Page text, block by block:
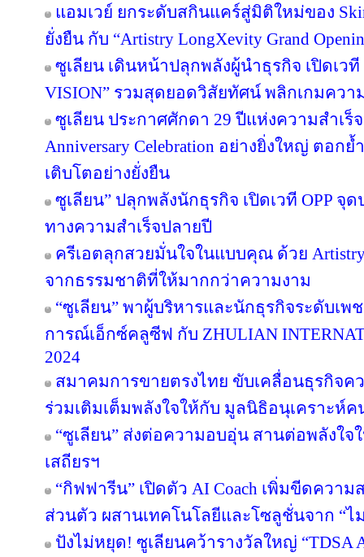
แอมเวย์ ยกระดับสกินแคร์สู่มิติใหม่ของ
ยั่งยืน กับ “Artistry LongXevity Grand
ซูเลียน เดินหน้าปลุกพลังผู้นำธุรกิจ เปิดเวที
VISION” รวมสุดยอดวิสัยทัศน์ พลิกเกมคว
ซูเลียน ประกาศศักดา 29 ปีแห่งความสำเร็
Anniversary Celebration อย่างยิ่งใหญ่ ตอก
เติบโตอย่างยั่งยืน
ซูเลียน” ปลุกพลังนักธุรกิจ เปิดเวที OPP จุ
ทางความสำเร็จปลายปี
ครีเอตลุกสวยมั่นใจในแบบคุณ ด้วย
จากธรรมชาติที่ให้มากกว่าความงาม
“ซูเลียน” พาผู้บริหารและนักธุรกิจระดับเ
การณ์เอ็กซ์คลูซีฟ กับ ZHULIAN
2024
สมาคมการขายตรงไทย ขับเคลื่อนธุรกิจ
ร่วมเติมเต็มพลังใจให้กับ มูลนิธิอนุเคราะห์ค
“ซูเลียน” ส่งต่อความอบอุ่น สานต่อพลังใจใ
เสถียรฯ
“กิฟฟารีน” เปิดตัว AI Coach เพิ่มขีดควา
ส่วนตัว ผสานเทคโนโลยีและโซลูชั่นจาก “
ปังไม่หยุด! ซูเลียนคว้ารางวัลใหญ่ “TDSA